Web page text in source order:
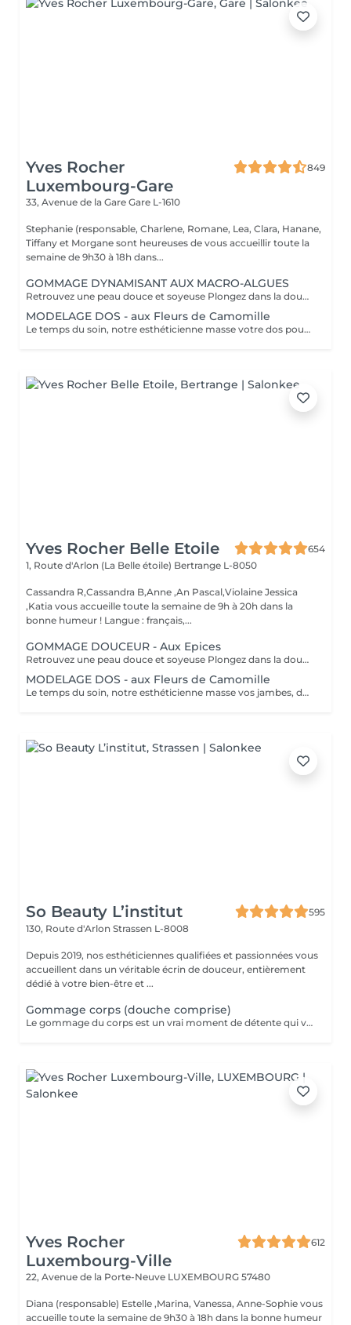
Yves Rocher
Luxembourg-Gare
849
33, Avenue de la Gare Gare L-1610
Stephanie (responsable, Charlene, Romane, Lea, Clara, Hanane,
Tiffany et Morgane sont heureuses de vous accueillir toute la
semaine de 9h30 à 18h dans...
GOMMAGE DYNAMISANT AUX MACRO-ALGUES
Retrouvez une peau douce et soyeuse Plongez dans la douceur tropicale dIndonésie à travers les notes épicées des huiles essentielles de Girofle et de Muscade. Ce gommage aux effluves chauds et naturels vous transporte tout en exfoliant délicatement votre peau : elle est douce, lumineuse et satinée.
MODELAGE DOS - aux Fleurs de Camomille
Le temps du soin, notre esthéticienne masse votre dos pour un confort sans précédent.
Yves Rocher Belle Etoile
654
1, Route d'Arlon (La Belle étoile) Bertrange L-8050
Cassandra R,Cassandra B,Anne ,An Pascal,Violaine Jessica
,Katia vous accueille toute la semaine de 9h à 20h dans la
bonne humeur ! Langue : français,...
GOMMAGE DOUCEUR - Aux Epices
Retrouvez une peau douce et soyeuse Plongez dans la douceur tropicale dIndonésie à travers les notes épicées des huiles essentielles de Girofle et de Muscade. Ce gommage aux effluves chauds et naturels vous transporte tout en exfoliant délicatement votre peau : elle est douce, lumineuse et satinée.
MODELAGE DOS - aux Fleurs de Camomille
Le temps du soin, notre esthéticienne masse vos jambes, des orteils à la taille dans un mouvement tonique qui active la microcirculation et leurs procure un confort sans précédent. Bénéfices : Vos jambes retrouvent fraicheur et légèreté.
So Beauty L’institut
595
130, Route d'Arlon Strassen L-8008
Depuis 2019, nos esthéticiennes qualifiées et passionnées vous
accueillent dans un véritable écrin de douceur, entièrement
dédié à votre bien-être et ...
Gommage corps (douche comprise)
Le gommage du corps est un vrai moment de détente qui va permettre à la peau de se débarrasser de ses cellules mortes et de retrouver une peau douce. Ce soin est parfait juste avant d'aller au soleil pour permettre à la peau de mieux bronzer.
Yves Rocher
Luxembourg-Ville
612
22, Avenue de la Porte-Neuve LUXEMBOURG 57480
Diana (responsable) Estelle ,Marina, Vanessa, Anne-Sophie vous
accueille toute la semaine de 9h30 à 18h dans la bonne humeur